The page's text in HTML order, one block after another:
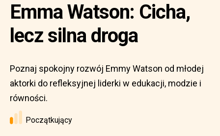
Emma Watson: Cicha,
lecz silna droga
Poznaj spokojny rozwój Emmy Watson od młodej
aktorki do refleksyjnej liderki w edukacji, modzie i
równości.
Początkujący